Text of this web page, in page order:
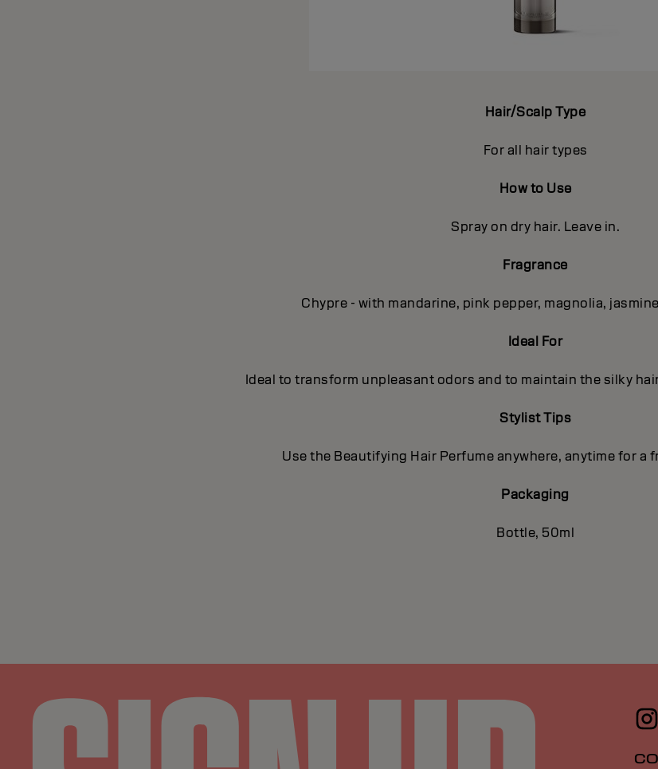
Hair/Scalp Type
For all hair types
How to Use
Spray on dry hair. Leave in.
Fragrance
Chypre - with mandarine, pink pepper, magnolia,
Ideal For
Ideal to transform unpleasant odors and to maintain the silky
Stylist Tips
Use the Beautifying Hair Perfume anywhere, anytime for a
Packaging
Bottle, 50ml